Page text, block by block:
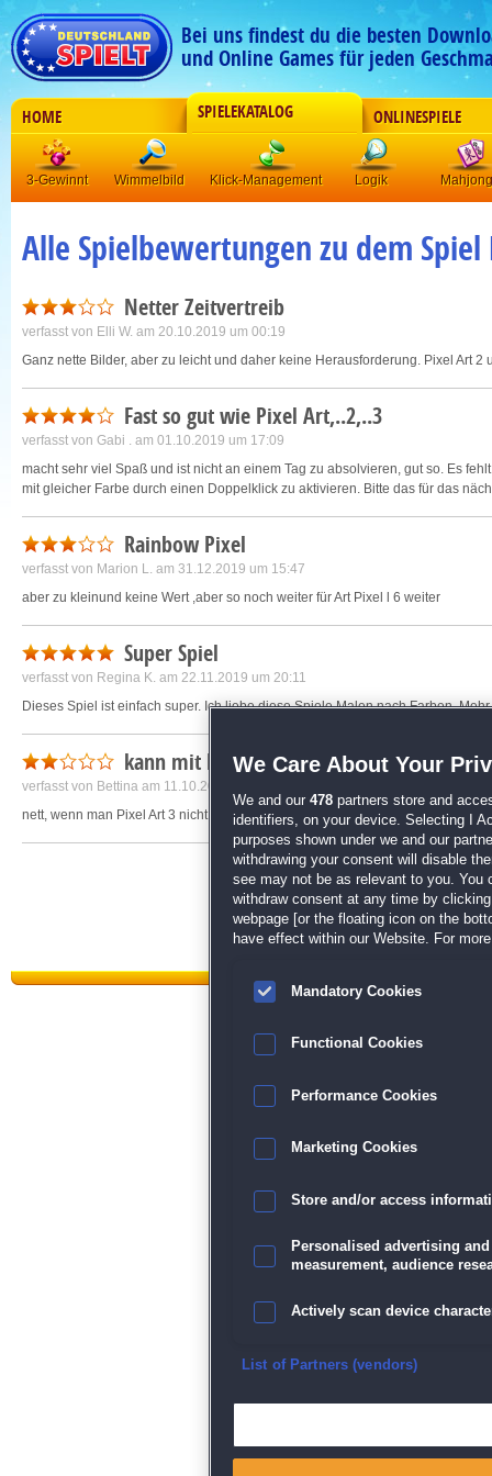
Bei uns findest du die besten
und Online Games für jeden
HOME SPIELEKATALOG ONLINESPIELE
3-Gewinnt Wimmelbild Klick-Management Logik Mahjong
Alle Spielbewertungen zu dem
Netter Zeitvertreib
verfasst von Elli W. am 20.10.2019 um 00:19
Ganz nette Bilder, aber zu leicht und daher keine Herausforderung. Pixel Art
Fast so gut wie Pixel Art,..2,..3
verfasst von Gabi . am 01.10.2019 um 17:09
macht sehr viel Spaß und ist nicht an einem Tag zu absolvieren, gut so. Es
mit gleicher Farbe durch einen Doppelklick zu aktivieren. Bitte das für das
Rainbow Pixel
verfasst von Marion L. am 31.12.2019 um 15:47
aber zu kleinund keine Wert ,aber so noch weiter für Art Pixel l 6 weiter
Super Spiel
verfasst von Regina K. am 22.11.2019 um 20:11
Dieses Spiel ist einfach super. Ich liebe diese Spiele Malen nach Farben.
kann mit Pixel Art 3 nicht mithalten...
verfasst von Bettina am 11.10.2019 um 21:26
nett, wenn man Pixel Art 3 nicht kennt, diese Bilder sind echt bombastisch,
We Care About Your
We and our 478 partners store and
identifiers, on your device. Selecting I
purposes shown under we and our
withdrawing your consent will disable
see may not be as relevant to you. You
withdraw consent at any time by
webpage [or the floating icon on the
have effect within our Website. For
Mandatory Cookies
Functional Cookies
Performance Cookies
Marketing Cookies
Store and/or access
Personalised advertising
measurement, audience
Actively scan device
Ensure security, prevent
List of Partners (vendors)